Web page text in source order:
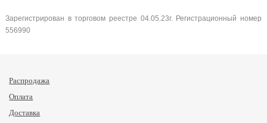
Зарегистрирован в торговом реестре 04.05.23г. Регистрационный номер
556990
Распродажа
Оплата
Доставка